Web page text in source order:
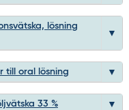
lösning
till oral lösning
33 %